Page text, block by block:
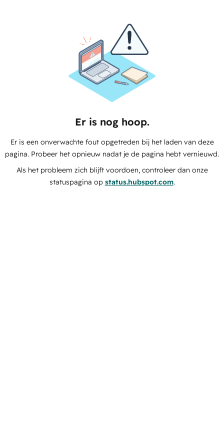
Er is nog hoop.
Er is een onverwachte fout opgetreden bij het laden van deze
pagina. Probeer het opnieuw nadat je de pagina hebt vernieuwd.
Als het probleem zich blijft voordoen, controleer dan onze
statuspagina op status.hubspot.com.